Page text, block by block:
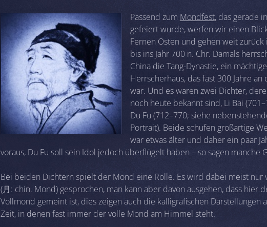
Passend zum Mondfest, das gerade
gefeiert wurde, werfen wir einen
Fernen Osten und gehen weit
bis ins Jahr 700 n. Chr. Damals
China die Tang-Dynastie, ein
Herrscherhaus, das fast 300 Jahre an
war. Und es waren zwei Dichter,
noch heute bekannt sind, Li Bai
Du Fu (712–770; siehe
Portrait). Beide schufen großartige
war etwas älter und daher ein paar
voraus, Du Fu soll sein Idol jedoch überflügelt haben – so sagen manche
Bei beiden Dichtern spielt der Mond eine Rolle. Es wird dabei meist nur
(月: chin. Mond) gesprochen, man kann aber davon ausgehen, dass hier
Vollmond gemeint ist, dies zeigen auch die kalligrafischen Darstellungen
Zeit, in denen fast immer der volle Mond am Himmel steht.